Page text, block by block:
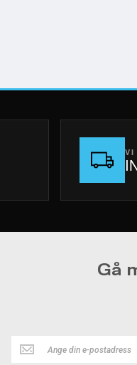
VI
Gå
Håll
dig